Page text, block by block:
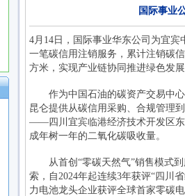
国际事业
4月14日，国际事业华东公司为宜
一笔碳信用注销服务，累计注销碳
方米，实现产业链协同推进绿色发展
作为中国石油的碳资产交易中心
昆仑提供从碳信用采购、合规管理
——四川宜宾临港经济技术开发区东
成年树一年的二氧化碳吸收量。
从首创“零碳天然气”销售模式到
索，自2024年起连续3年获评“四川
力电池龙头企业获评全球首家零碳